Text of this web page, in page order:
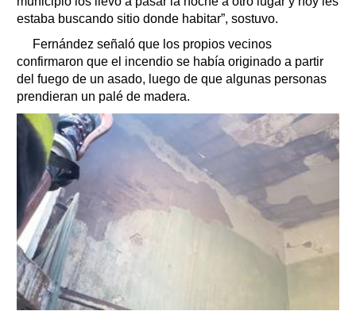
estaba buscando sitio donde habitar”, sostuvo.
Fernández señaló que los propios vecinos
confirmaron que el incendio se había originado a partir
del fuego de un asado, luego de que algunas personas
prendieran un palé de madera.